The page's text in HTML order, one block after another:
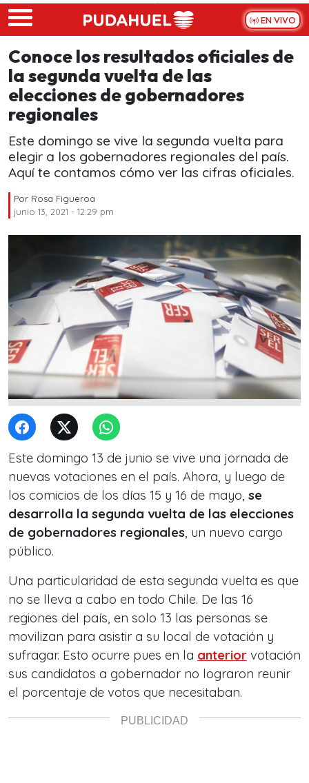
Skip to main content
EN VIVO
Conoce los resultados oficiales de
la segunda vuelta de las
elecciones de gobernadores
regionales
Este domingo se vive la segunda vuelta para
elegir a los gobernadores regionales del país.
Aquí te contamos cómo ver las cifras oficiales.
Por Rosa Figueroa
junio 13, 2021 - 12:29 pm
Este domingo 13 de junio se vive una jornada de
nuevas votaciones en el país. Ahora, y luego de
los comicios de los días 15 y 16 de mayo, se
desarrolla la segunda vuelta de las elecciones
de gobernadores regionales, un nuevo cargo
público.
Una particularidad de esta segunda vuelta es que
no se lleva a cabo en todo Chile. De las 16
regiones del país, en solo 13 las personas se
movilizan para asistir a su local de votación y
sufragar. Esto ocurre pues en la anterior votación
sus candidatos a gobernador no lograron reunir
el porcentaje de votos que necesitaban.